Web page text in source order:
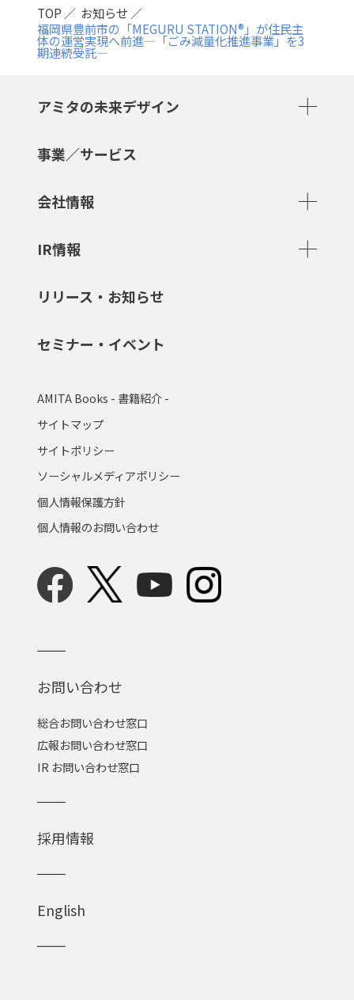
TOP
お知らせ
福岡県豊前市の「MEGURU STATION®」が住民主
体の運営実現へ前進―「ごみ減量化推進事業」を3
期連続受託―
アミタの未来デザイン
事業／サービス
会社情報
IR情報
リリース・お知らせ
セミナー・イベント
AMITA Books - 書籍紹介 -
サイトマップ
サイトポリシー
ソーシャルメディアポリシー
個人情報保護方針
個人情報のお問い合わせ
お問い合わせ
総合お問い合わせ窓口
広報お問い合わせ窓口
IR お問い合わせ窓口
採用情報
English